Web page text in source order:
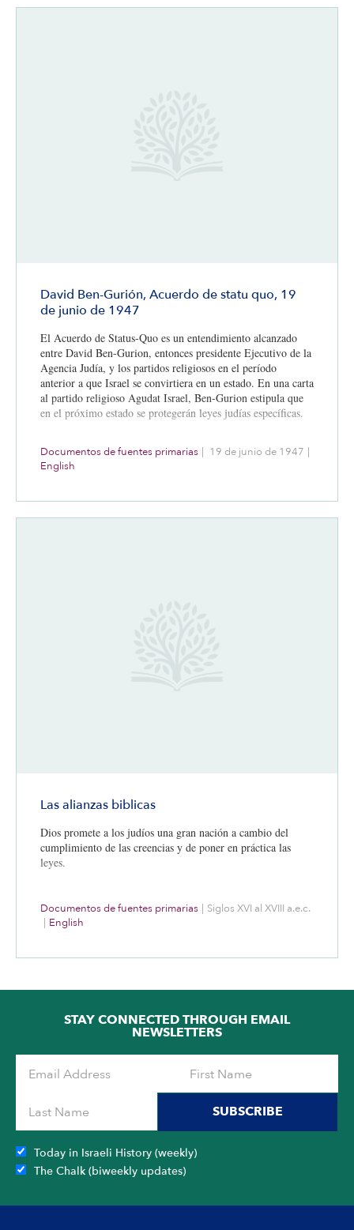
David Ben-Gurión, Acuerdo de statu quo, 19
de junio de 1947
El Acuerdo de Status-Quo es un entendimiento alcanzado
entre David Ben-Gurion, entonces presidente Ejecutivo de la
Agencia Judía, y los partidos religiosos en el período
anterior a que Israel se convirtiera en un estado. En una carta
al partido religioso Agudat Israel, Ben-Gurion estipula que
en el próximo estado se protegerán leyes judías específicas.
Documentos de fuentes primarias | 19 de junio de 1947 |
English
Las alianzas biblicas
Dios promete a los judíos una gran nación a cambio del
cumplimiento de las creencias y de poner en práctica las
leyes.
Documentos de fuentes primarias | Siglos XVI al XVIII a.e.c.
| English
STAY CONNECTED THROUGH EMAIL
NEWSLETTERS
SUBSCRIBE
Today in Israeli History (weekly)
The Chalk (biweekly updates)